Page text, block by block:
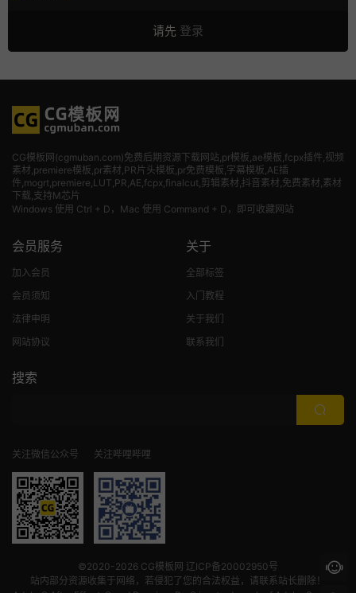
请先 登录
CG模板网(cgmuban.com)免费后期资源下载网站,pr模板,ae模板,fcpx插件,视频
素材 ,premiere模板,pr素材,PR片头模板,pr免费模板,字幕模板,AE插
件,mogrt,premiere,LUT,PR,AE,fcpx,finalcut,剪辑素材,抖音素材,免费素材,素材
下载,支持M芯片
Windows 使用 Ctrl + D，Mac 使用 Command + D，即可收藏网站
会员服务
加入会员
会员须知
法律申明
网站协议
关于
全部标签
入门教程
关于我们
联系我们
搜索
关注微信公众号 关注哔哩哔哩
©2020-2026 CG模板网 辽ICP备20002950号
站内部分资源收集于网络，若侵犯了您的合法权益，请联系站长删除！